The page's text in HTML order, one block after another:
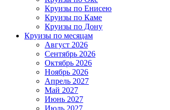
Круизы по Енисею
Круизы по Каме
Круизы по Дону
Круизы по месяцам
Август 2026
Сентябрь 2026
Октябрь 2026
Ноябрь 2026
Апрель 2027
Май 2027
Июнь 2027
Июль 2027